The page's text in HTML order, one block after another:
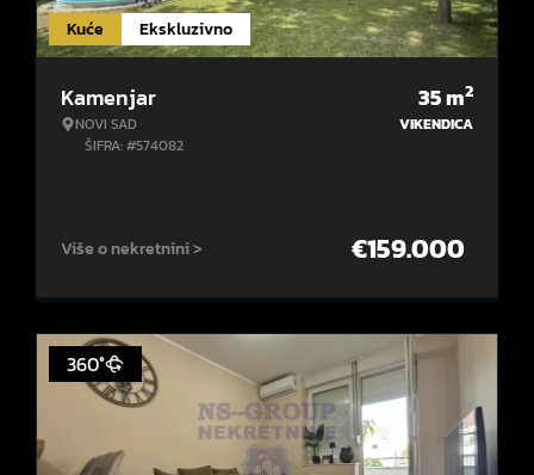
Kuće Ekskluzivno
Kamenjar
NOVI SAD
ŠIFRA: #574082
35m2
VIKENDICA
Više o nekretnini > €159.000
360°